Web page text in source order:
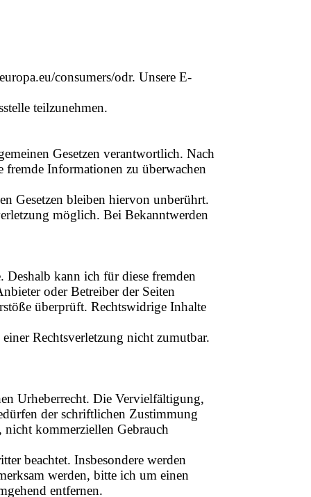
consumers/odr. Unsere E-
teilzunehmen.
Gesetzen verantwortlich. Nach
Informationen zu überwachen
Gesetzen bleiben hiervon unberührt.
möglich. Bei Bekanntwerden
kann ich für diese fremden
oder Betreiber der Seiten
überprüft. Rechtswidrige Inhalte
Rechtsverletzung nicht zumutbar.
Urheberrecht. Die Vervielfältigung,
der schriftlichen Zustimmung
kommerziellen Gebrauch
beachtet. Insbesondere werden
werden, bitte ich um einen
entfernen.